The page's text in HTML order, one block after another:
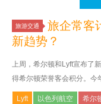
旅游交通
旅企常客
新趋势？
上周，希尔顿和Lyft宣布了
得希尔顿荣誉客会积分。今
Lyft 以色列航空 希尔